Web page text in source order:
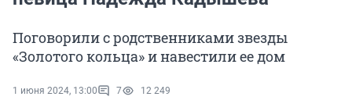
Поговорили с родственниками звезды
«Золотого кольца» и навестили ее дом
1 июня 2024, 13:00 7 12 249